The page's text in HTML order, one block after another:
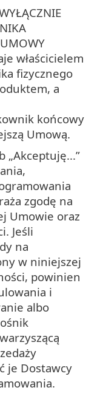
właścicielem
fizycznego
a
końcowy
Umową.
„Akceptuję...”
zgodę na
Umowie oraz
Jeśli
na
w niniejszej
powinien
i
albo
je Dostawcy